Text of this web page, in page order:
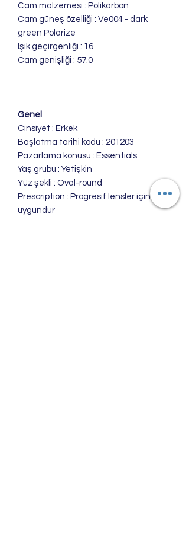
Cam malzemesi : Polikarbon
Cam güneş özelliği : Ve004 - dark
green Polarize
Işık geçirgenliği : 16
Cam genişliği : 57.0
Genel
Cinsiyet : Erkek
Başlatma tarihi kodu : 201203
Pazarlama konusu : Essentials
Yaş grubu : Yetişkin
Yüz şekli : Oval-round
Prescription : Progresif lensler için
uygundur